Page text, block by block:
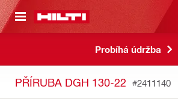
HLAVNÍ OBSAH
Probíhá údržba
PŘÍRUBA DGH 130-22 #2411140